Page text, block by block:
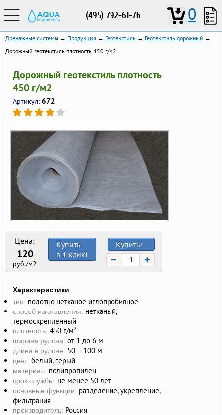
(495) 792-61-76 0
Дренажные системы → Продукция → Геотекстиль → Геотекстиль дорожный →
Дорожный геотекстиль плотность 450 г/м2
Дорожный геотекстиль плотность
450 г/м2
Артикул: 672
Цена:
120
руб./м2
Купить!
− +
Купить
в 1 клик!
Характеристики
тип: полотно нетканое иглопробивное
способ изготовления: нетканый,
термоскрепленный
плотность: 450 г/м²
ширина рулона: от 1 до 6 м
длина в рулоне: 50 – 100 м
цвет: белый, серый
материал: полипропилен
срок службы: не менее 50 лет
основные функции: разделение, укрепление,
фильтрация
производитель: Россия